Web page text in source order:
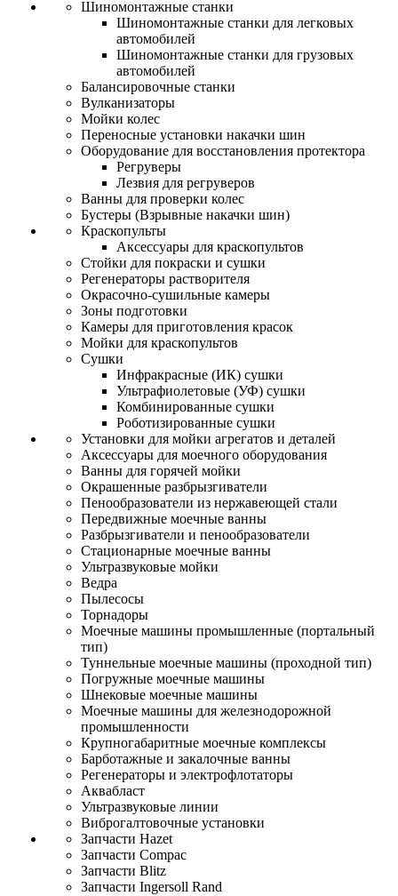
Шиномонтажные станки
Шиномонтажные станки для легковых
автомобилей
Шиномонтажные станки для грузовых
автомобилей
Балансировочные станки
Вулканизаторы
Мойки колес
Переносные установки накачки шин
Оборудование для восстановления протектора
Регруверы
Лезвия для регруверов
Ванны для проверки колес
Бустеры (Взрывные накачки шин)
Краскопульты
Аксессуары для краскопультов
Стойки для покраски и сушки
Регенераторы растворителя
Окрасочно-сушильные камеры
Зоны подготовки
Камеры для приготовления красок
Мойки для краскопультов
Сушки
Инфракрасные (ИК) сушки
Ультрафиолетовые (УФ) сушки
Комбинированные сушки
Роботизированные сушки
Установки для мойки агрегатов и деталей
Аксессуары для моечного оборудования
Ванны для горячей мойки
Окрашенные разбрызгиватели
Пенообразователи из нержавеющей стали
Передвижные моечные ванны
Разбрызгиватели и пенообразователи
Стационарные моечные ванны
Ультразвуковые мойки
Ведра
Пылесосы
Торнадоры
Моечные машины промышленные (портальный
тип)
Туннельные моечные машины (проходной тип)
Погружные моечные машины
Шнековые моечные машины
Моечные машины для железнодорожной
промышленности
Крупногабаритные моечные комплексы
Барботажные и закалочные ванны
Регенераторы и электрофлотаторы
Аквабласт
Ультразвуковые линии
Виброгалтовочные установки
Запчасти Hazet
Запчасти Compac
Запчасти Blitz
Запчасти Ingersoll Rand